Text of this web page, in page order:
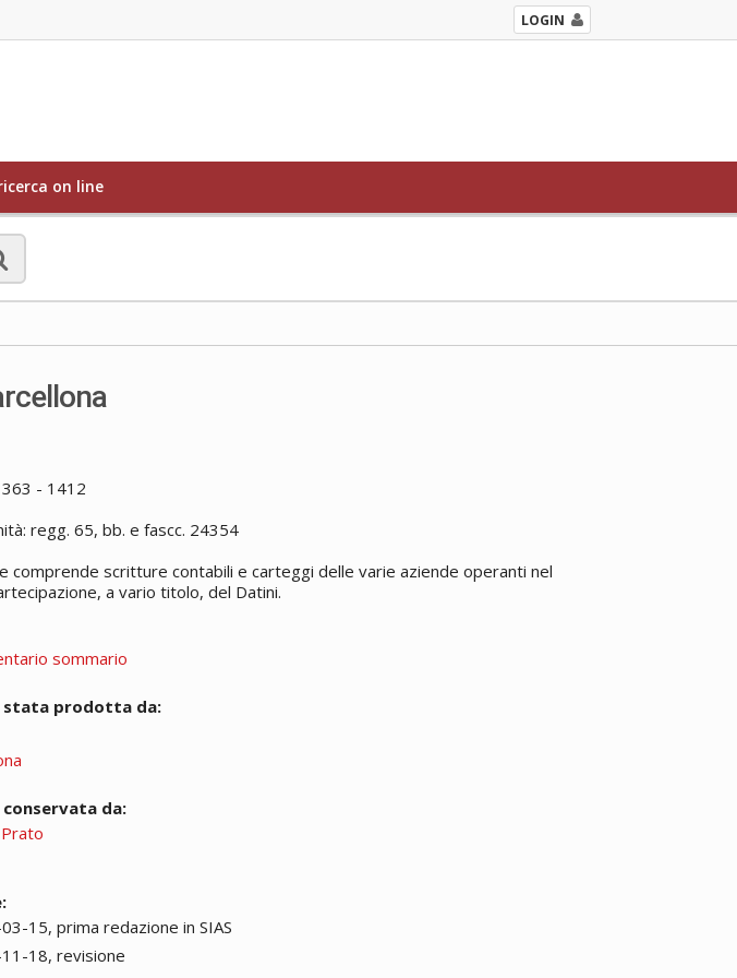
LOGIN
on line
- 1412
regg. 65, bb. e fascc. 24354
comprende scritture contabili e carteggi delle varie aziende operanti nel
a vario titolo, del Datini.
sommario
stata prodotta da:
da:
15, prima redazione in SIAS
18, revisione